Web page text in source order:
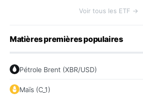
Voir tous les ETF →
Matières premières populaires
Pétrole Brent (XBR/USD)
Maïs (C_1)